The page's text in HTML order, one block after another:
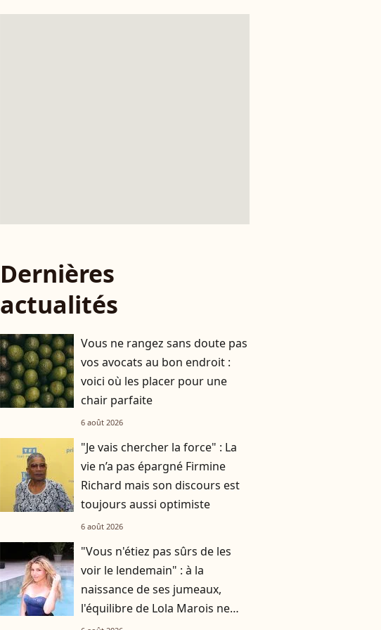
Dernières
actualités
Vous ne rangez sans doute pas
vos avocats au bon endroit :
voici où les placer pour une
chair parfaite
6 août 2026
"Je vais chercher la force" : La
vie n’a pas épargné Firmine
Richard mais son discours est
toujours aussi optimiste
6 août 2026
"Vous n'étiez pas sûrs de les
voir le lendemain" : à la
naissance de ses jumeaux,
l'équilibre de Lola Marois ne